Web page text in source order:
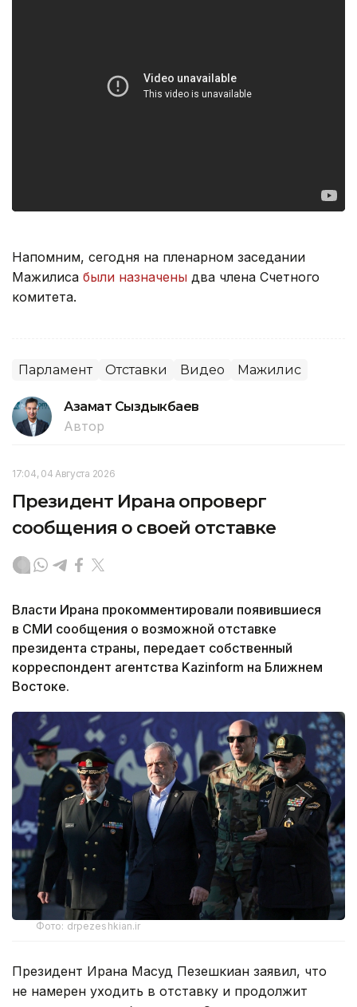
Напомним, сегодня на пленарном заседании
Мажилиса были назначены два члена Счетного
комитета.
Парламент Отставки Видео Мажилис
Азамат Сыздыкбаев
Автор
17:04, 04 Августа 2026
Президент Ирана опроверг
сообщения о своей отставке
Власти Ирана прокомментировали появившиеся
в СМИ сообщения о возможной отставке
президента страны, передает собственный
корреспондент агентства Kazinform на Ближнем
Востоке.
Фото: drpezeshkian.ir
Президент Ирана Масуд Пезешкиан заявил, что
не намерен уходить в отставку и продолжит